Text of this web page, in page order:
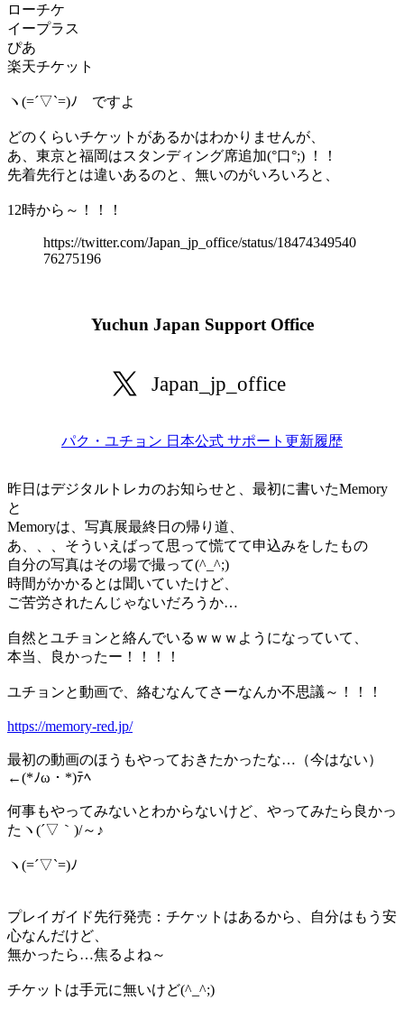
ローチケ
イープラス
ぴあ
楽天チケット
ヽ(=´▽`=)ﾉ ですよ
どのくらいチケットがあるかはわかりませんが、
あ、東京と福岡はスタンディング席追加(°口°;) ！！
先着先行とは違いあるのと、無いのがいろいろと、
12時から～！！！
https://twitter.com/Japan_jp_office/status/18474349540
76275196
Yuchun Japan Support Office
Japan_jp_office
パク・ユチョン 日本公式 サポート更新履歴
昨日はデジタルトレカのお知らせと、最初に書いたMemory
と
Memoryは、写真展最終日の帰り道、
あ、、、そういえばって思って慌てて申込みをしたもの
自分の写真はその場で撮って(^_^;)
時間がかかるとは聞いていたけど、
ご苦労されたんじゃないだろうか…
自然とユチョンと絡んでいるｗｗｗようになっていて、
本当、良かったー！！！！
ユチョンと動画で、絡むなんてさーなんか不思議～！！！
https://memory-red.jp/
最初の動画のほうもやっておきたかったな…（今はない）
←(*ﾉω・*)ﾃﾍ
何事もやってみないとわからないけど、やってみたら良かっ
たヽ(´▽｀)/～♪
ヽ(=´▽`=)ﾉ
プレイガイド先行発売：チケットはあるから、自分はもう安
心なんだけど、
無かったら…焦るよね～
チケットは手元に無いけど(^_^;)